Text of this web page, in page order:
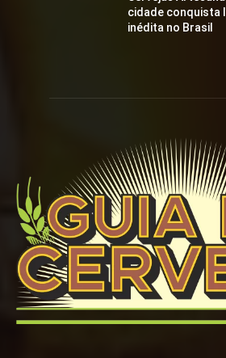
cidade conquista
inédita no Brasil